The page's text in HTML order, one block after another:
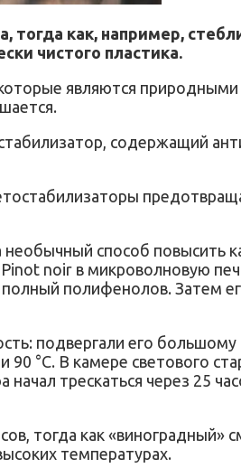
тогда как, например,
чистого пластика.
являются
содержащий
способ повысить
noir в микроволновую
полифенолов. Затем
подвергали его
°C. В камере светового
начал трескаться через 25
тогда как
температурах.